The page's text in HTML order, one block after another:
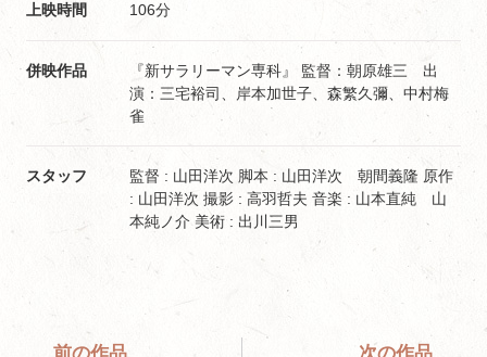
上映時間 106分
併映作品
『新サラリーマン専科』 監督：朝原雄三 出
演：三宅裕司、岸本加世子、森繁久彌、中村梅
雀
スタッフ
監督 : 山田洋次 脚本 : 山田洋次 朝間義隆 原作
: 山田洋次 撮影 : 高羽哲夫 音楽 : 山本直純 山
本純ノ介 美術 : 出川三男
前の作品 次の作品